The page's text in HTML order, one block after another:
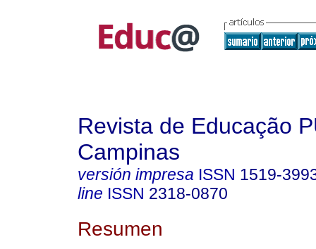
Revista de Educação
Campinas
versión impresa ISSN 1519-
line ISSN 2318-0870
Resumen